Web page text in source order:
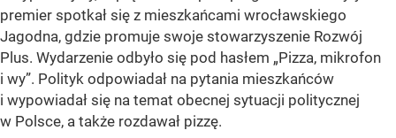
premier spotkał się z mieszkańcami wrocławskiego
Jagodna, gdzie promuje swoje stowarzyszenie Rozwój
Plus. Wydarzenie odbyło się pod hasłem „Pizza, mikrofon
i wy”. Polityk odpowiadał na pytania mieszkańców
i wypowiadał się na temat obecnej sytuacji politycznej
w Polsce, a także rozdawał pizzę.